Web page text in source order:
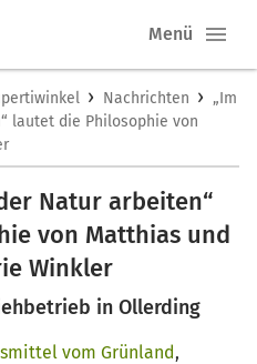
Menü
› Nachrichten › „Im
lautet die Philosophie von
Natur arbeiten“
von Matthias und
Winkler
in Ollerding
vom Grünland,